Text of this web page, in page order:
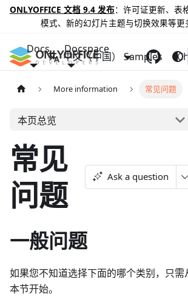
ONLYOFFICE 文档 9.4 发布：许可证更新、表
模式、新的幻灯片主题与切换效果等更
Docs Docspace
Samples
中文（中国）
More information 常见问题
本页总览
常见
问题
Ask a question
一般问题
如果您不知道选择下面的哪个类别，只需
本节开始。